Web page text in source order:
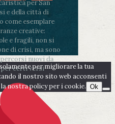
per San
e della città di
come esemplare
creative:
e fragili, non si
di crisi, ma sono
nuovi da
per certi versiper migliorare la tua
il nostro sito web acconsenti
nostra policy per i cookie. Ok